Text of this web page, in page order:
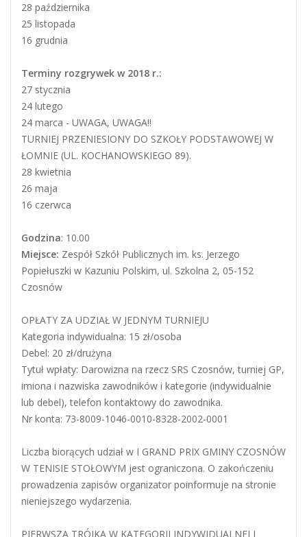
28 października
25 listopada
16 grudnia
Terminy rozgrywek w 2018 r.:
27 stycznia
24 lutego
24 marca - UWAGA, UWAGA!!
TURNIEJ PRZENIESIONY DO SZKOŁY PODSTAWOWEJ W
ŁOMNIE (UL. KOCHANOWSKIEGO 89).
28 kwietnia
26 maja
16 czerwca
Godzina: 10.00
Miejsce: Zespół Szkół Publicznych im. ks. Jerzego
Popiełuszki w Kazuniu Polskim, ul. Szkolna 2, 05-152
Czosnów
OPŁATY ZA UDZIAŁ W JEDNYM TURNIEJU
Kategoria indywidualna: 15 zł/osoba
Debel: 20 zł/drużyna
Tytuł wpłaty: Darowizna na rzecz SRS Czosnów, turniej GP,
imiona i nazwiska zawodników i kategorie (indywidualnie
lub debel), telefon kontaktowy do zawodnika.
Nr konta: 73-8009-1046-0010-8328-2002-0001
Liczba biorących udział w I GRAND PRIX GMINY CZOSNÓW
W TENISIE STOŁOWYM jest ograniczona. O zakończeniu
prowadzenia zapisów organizator poinformuje na stronie
nieniejszego wydarzenia.
PIERWSZA TRÓJKA W KATEGORII INDYWIDUALNEJ I